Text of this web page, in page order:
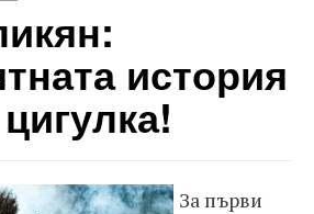
история
За първи